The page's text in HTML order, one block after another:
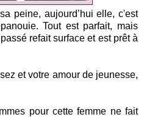
peine, aujourd’hui elle, c'est
Tout est parfait, mais
refait surface et est prêt à
et votre amour de jeunesse,
pour cette femme ne fait